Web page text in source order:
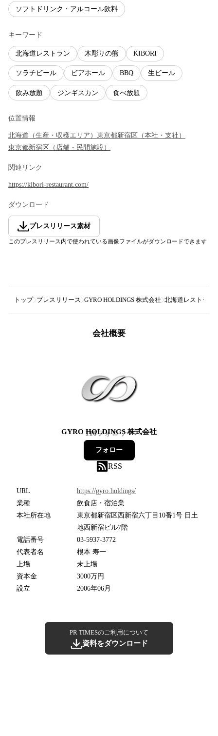
ソフトドリンク・アルコール飲料
キーワード
北海道レストラン 木彫りの熊 KIBORI
ソラチビール ビアホール BBQ 生ビール
飲み放題 ジンギスカン 食べ放題
位置情報
北海道 （生産・収穫エリア ） 東京都新宿区 （本社・支社 ）
東京都新宿区 （ 店舗・民間施設 ）
関連リンク
https://kibori-restaurant.com/
ダウンロード
プレスリリース素材
このプレスリリース内で使われている画像ファイルがダウンロードできます
トップ プレスリリース GYRO HOLDINGS 株式会社 北海道レストラン
会社概要
GYRO HOLDINGS 株式会社
116フォロワー
フォロー
RSS
URL
https://gyro.holdings/
業種
飲食店・宿泊業
本社所在地
東京都新宿区西新宿六丁目10番1号 日土
地西新宿ビル7階
電話番号
03-5937-3772
代表者名
根本 寿一
上場
未上場
資本金
3000万円
設立
2006年06月
PR TIMESのご利用について
資料をダウンロード